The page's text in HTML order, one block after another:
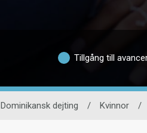
Tillgång till
Dominikansk dejting / Kvinnor /